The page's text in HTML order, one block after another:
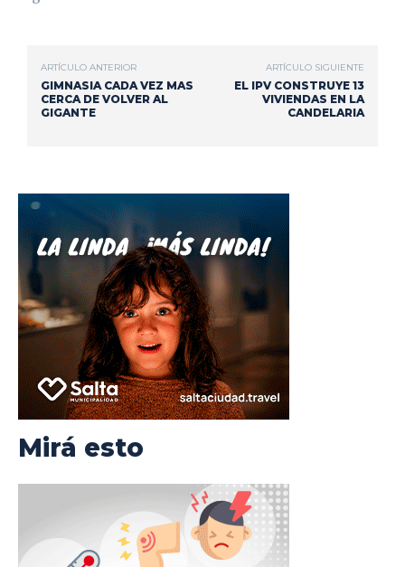
ARTÍCULO ANTERIOR
GIMNASIA CADA VEZ MAS
CERCA DE VOLVER AL
GIGANTE
ARTÍCULO SIGUIENTE
EL IPV CONSTRUYE 13
VIVIENDAS EN LA
CANDELARIA
Mirá esto